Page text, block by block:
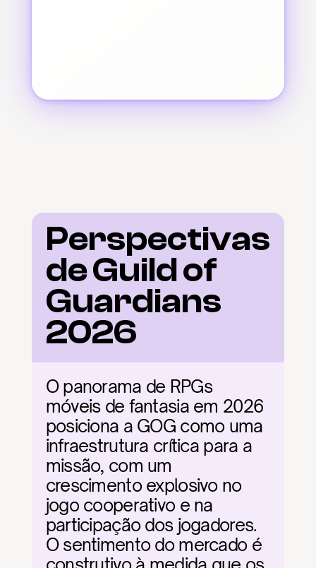
Perspectivas
de Guild of
Guardians
2026
O panorama de RPGs
móveis de fantasia em 2026
posiciona a GOG como uma
infraestrutura crítica para a
missão, com um
crescimento explosivo no
jogo cooperativo e na
participação dos jogadores.
O sentimento do mercado é